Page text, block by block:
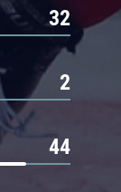
32
2
44